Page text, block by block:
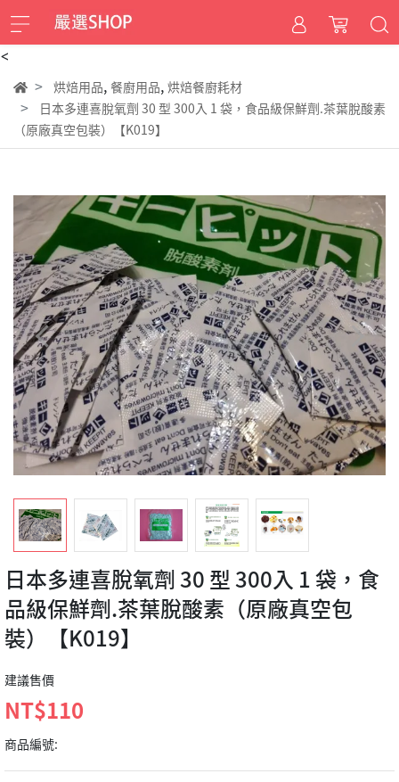
<
烘焙用品, 餐廚用品, 烘焙餐廚耗材
日本多連喜脫氧劑 30 型 300入 1 袋，食品級保鮮劑.茶葉脫酸素
（原廠真空包裝）【K019】
日本多連喜脫氧劑 30 型 300入 1 袋，食
品級保鮮劑.茶葉脫酸素（原廠真空包
裝）【K019】
建議售價
NT$110
商品編號: